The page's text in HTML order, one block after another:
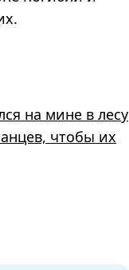
на мине в лесу
чтобы их